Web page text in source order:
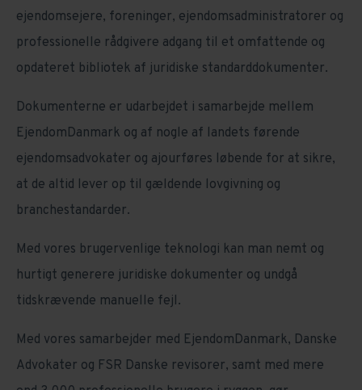
ejendomsejere, foreninger, ejendomsadministratorer og
professionelle rådgivere adgang til et omfattende og
opdateret bibliotek af juridiske standarddokumenter.
Dokumenterne er udarbejdet i samarbejde mellem
EjendomDanmark og af nogle af landets førende
ejendomsadvokater og ajourføres løbende for at sikre,
at de altid lever op til gældende lovgivning og
branchestandarder.
Med vores brugervenlige teknologi kan man nemt og
hurtigt generere juridiske dokumenter og undgå
tidskrævende manuelle fejl.
Med vores samarbejder med EjendomDanmark, Danske
Advokater og FSR Danske revisorer, samt med mere